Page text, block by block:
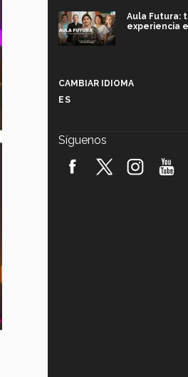
Aula Futura:
experiencia
robótica
CAMBIAR IDIOMA
ES
Síguenos